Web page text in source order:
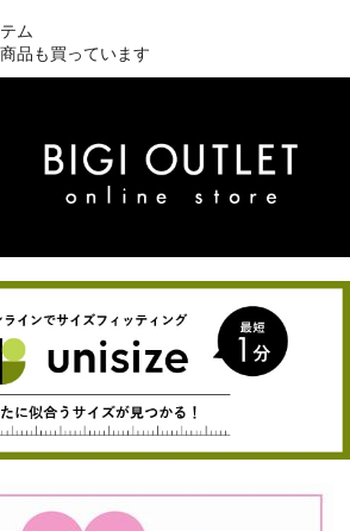
ム
品も買っています